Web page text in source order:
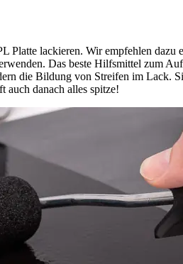
Platte lackieren. Wir empfehlen
Das beste Hilfsmittel zum
die Bildung von Streifen im
auch danach alles spitze!